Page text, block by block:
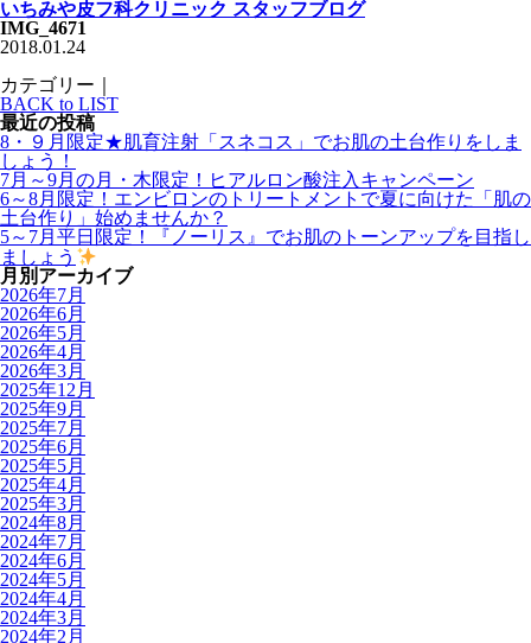
いちみや皮フ科クリニック スタッフブログ
IMG_4671
2018.01.24
カテゴリー｜
BACK to LIST
最近の投稿
8・９月限定★肌育注射「スネコス」でお肌の土台作りをしま
しょう！
7月～9月の月・木限定！ヒアルロン酸注入キャンペーン
6～8月限定！エンビロンのトリートメントで夏に向けた「肌の
土台作り」始めませんか？
5～7月平日限定！『ノーリス』でお肌のトーンアップを目指し
ましょう
月別アーカイブ
2026年7月
2026年6月
2026年5月
2026年4月
2026年3月
2025年12月
2025年9月
2025年7月
2025年6月
2025年5月
2025年4月
2025年3月
2024年8月
2024年7月
2024年6月
2024年5月
2024年4月
2024年3月
2024年2月